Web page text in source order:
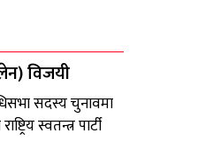
विजयी
सदस्य चुनावमा
स्वतन्त्र पार्टी